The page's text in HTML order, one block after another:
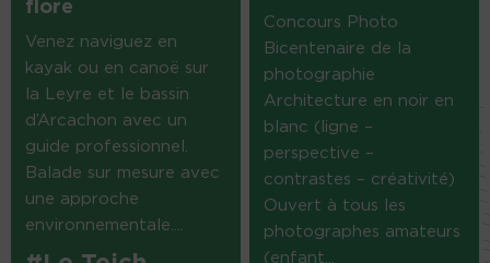
flore
Venez naviguez en
kayak ou en canoë sur
la Leyre et le bassin
d’Arcachon avec un
guide professionnel.
Balade sur mesure avec
une approche
environnementale....
Concours Photo
Bicentenaire de la
photographie
Architecture en noir en
blanc (ligne –
perspective –
contrastes – créativité)
Ouvert à tous les
photographes amateurs
(enfant...